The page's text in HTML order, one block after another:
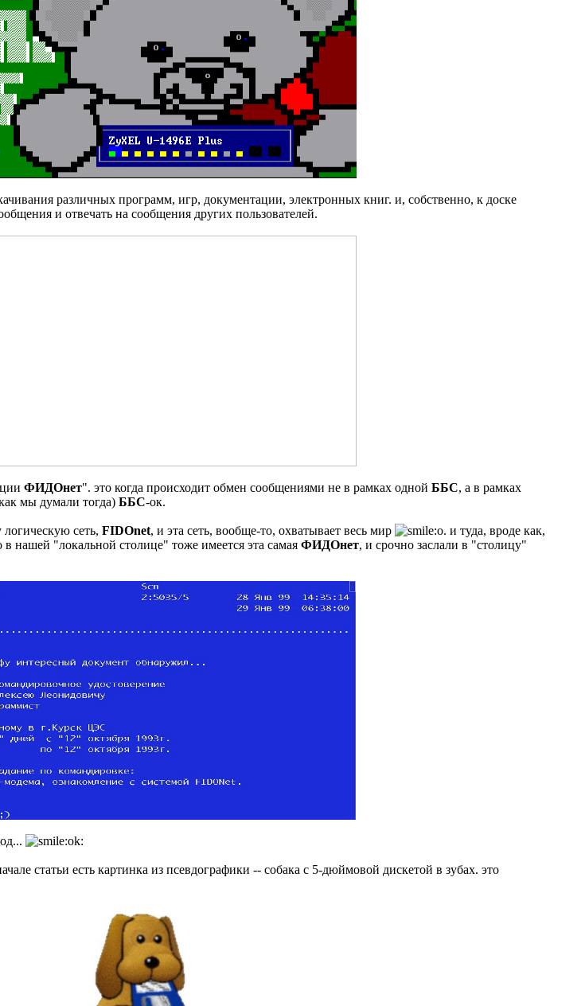
различных программ, игр, документации, электронных книг. и, собственно, к доске
и отвечать на сообщения других пользователей.
ФИДОнет". это когда происходит обмен сообщениями не в рамках одной ББС, а в рамках
мы думали тогда) ББС-ок.
сеть, FIDOnet, и эта сеть, вообще-то, охватывает весь мир
. и туда, вроде как,
нашей "локальной столице" тоже имеется эта самая ФИДОнет, и срочно заслали в "столицу"
статьи есть картинка из псевдографики -- собака с 5-дюймовой дискетой в зубах. это